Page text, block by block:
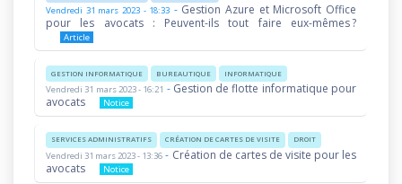
Vendredi 31 mars 2023 - 18:33 - Gestion Azure et Microsoft Office
pour les avocats : Peuvent-ils tout faire eux-mêmes ?
Article
GESTION INFORMATIQUE BUREAUTIQUE INFORMATIQUE
Vendredi 31 mars 2023 - 16:21 - Gestion de flotte informatique pour
avocats
Notice
SERVICES ADMINISTRATIFS CRÉATION DE CARTES DE VISITE DROIT
Vendredi 31 mars 2023 - 13:36 - Création de cartes de visite pour les
avocats
Notice